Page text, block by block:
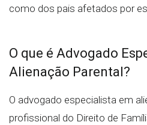
como dos pais afetados por
O que é Advogado
Alienação Parental?
O advogado especialista em
profissional do Direito de